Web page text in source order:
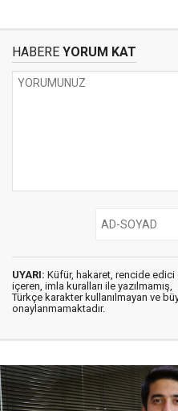
HABERE YORUM KAT
UYARI: Küfür, hakaret, rencide edici
içeren, imla kuralları ile yazılmamış,
Türkçe karakter kullanılmayan ve
onaylanmamaktadır.